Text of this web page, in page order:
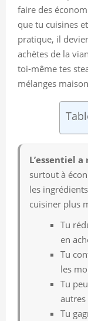
faire des
que tu cuisines
pratique, il
achètes de la
toi-même tes
mélanges
L’essentiel
surtout à
les
cuisiner plus
Tu
en
Tu
les
Tu
Tu